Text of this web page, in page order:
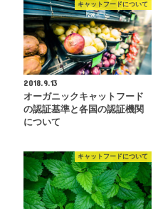
キャットフードについて
2018.9.13
オーガニックキャットフード
の認証基準と各国の認証機関
について
キャットフードについて